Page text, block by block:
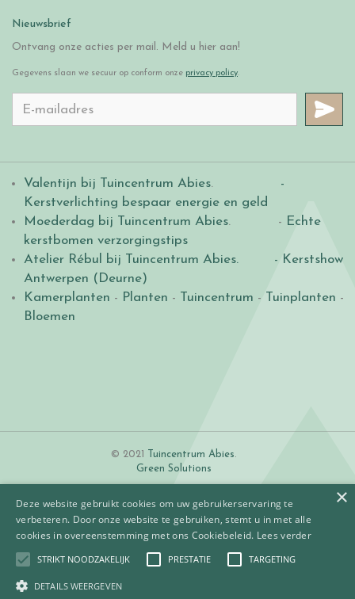
Nieuwsbrief
Ontvang onze acties per mail. Meld u hier aan!
Gegevens slaan we secuur op conform onze privacy policy.
Valentijn bij Tuincentrum Abies.
-
Kerstverlichting bespaar energie en geld
Moederdag bij Tuincentrum Abies. - Echte
kerstbomen verzorgingstips
Atelier Rébul bij Tuincentrum Abies.
- Kerstshow
Antwerpen (Deurne)
Kamerplanten - Planten - Tuincentrum - Tuinplanten -
Bloemen
© 2021 Tuincentrum Abies.
Green Solutions
Algemene voorwaarden
×
Deze website gebruikt cookies om uw gebruikerservaring te
verbeteren. Door onze website te gebruiken, stemt u in met alle
cookies in overeenstemming met ons Cookiebeleid. Lees verder
STRIKT NOODZAKELIJK PRESTATIE TARGETING
DETAILS WEERGEVEN